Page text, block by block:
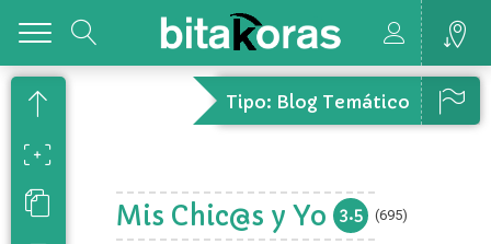
Tipo: Blog Temático
Mis Chic@s y Yo 3.5 (695)